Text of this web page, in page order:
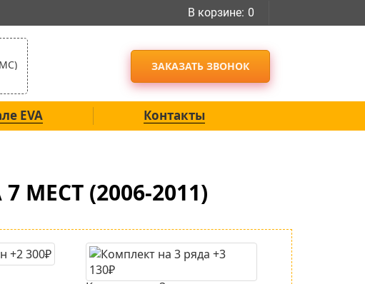
В корзине: 0
ЗАКАЗАТЬ ЗВОНОК
EVA Контакты
МЕСТ (2006-2011)